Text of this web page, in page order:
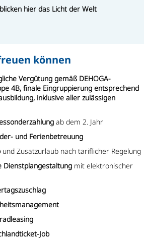
hier das Licht der Welt
können
Vergütung gemäß DEHOGA-
4B, finale Eingruppierung entsprechend
inklusive aller zulässigen
ab dem 2. Jahr
und Ferienbetreuung
und Zusatzurlaub nach tariflicher Regelung
mit elektronischer
Job